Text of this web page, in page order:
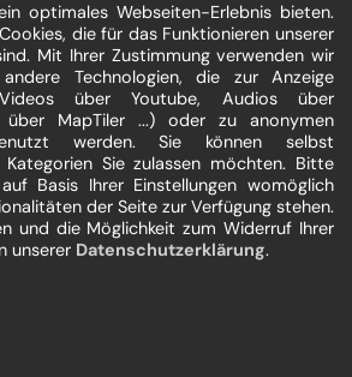
optimales Webseiten-Erlebnis bieten.
die für das Funktionieren unserer
Mit Ihrer Zustimmung verwenden wir
Technologien, die zur Anzeige
über Youtube, Audios über
über MapTiler ...) oder zu anonymen
werden. Sie können selbst
Sie zulassen möchten. Bitte
Basis Ihrer Einstellungen womöglich
der Seite zur Verfügung stehen.
und die Möglichkeit zum Widerruf Ihrer
unserer Datenschutzerklärung.